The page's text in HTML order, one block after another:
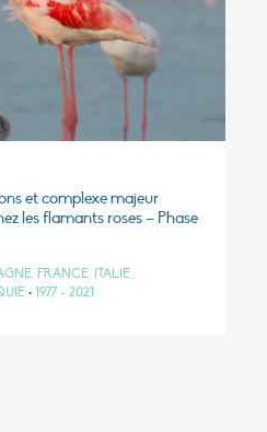
et complexe majeur
les flamants roses – Phase
FRANCE, ITALIE,
• 1977 - 2021